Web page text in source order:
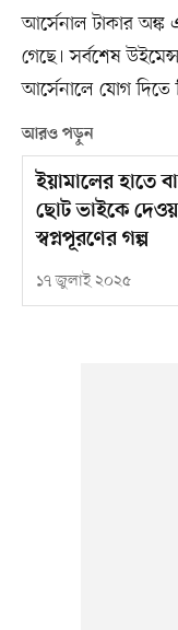
আর্সেনাল টাকার অঙ্ক
গেছে। সর্বশেষ
আর্সেনালে যোগ দিতে
আরও পড়ুন
ইয়ামালের হাতে
ছোট ভাইকে
স্বপ্নপূরণের গল্প
১৭ জুলাই ২০২৫